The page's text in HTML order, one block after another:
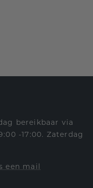
bereikbaar via
-17:00. Zaterdag
een mail